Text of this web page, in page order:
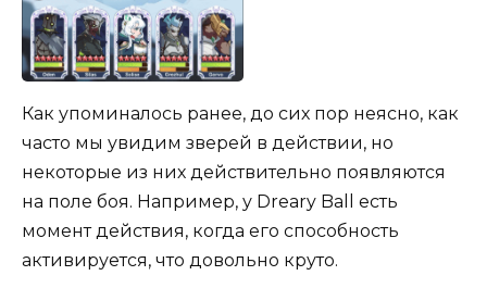
Как упоминалось ранее, до сих пор неясно, как
часто мы увидим зверей в действии, но
некоторые из них действительно появляются
на поле боя. Например, у Dreary Ball есть
момент действия, когда его способность
активируется, что довольно круто.